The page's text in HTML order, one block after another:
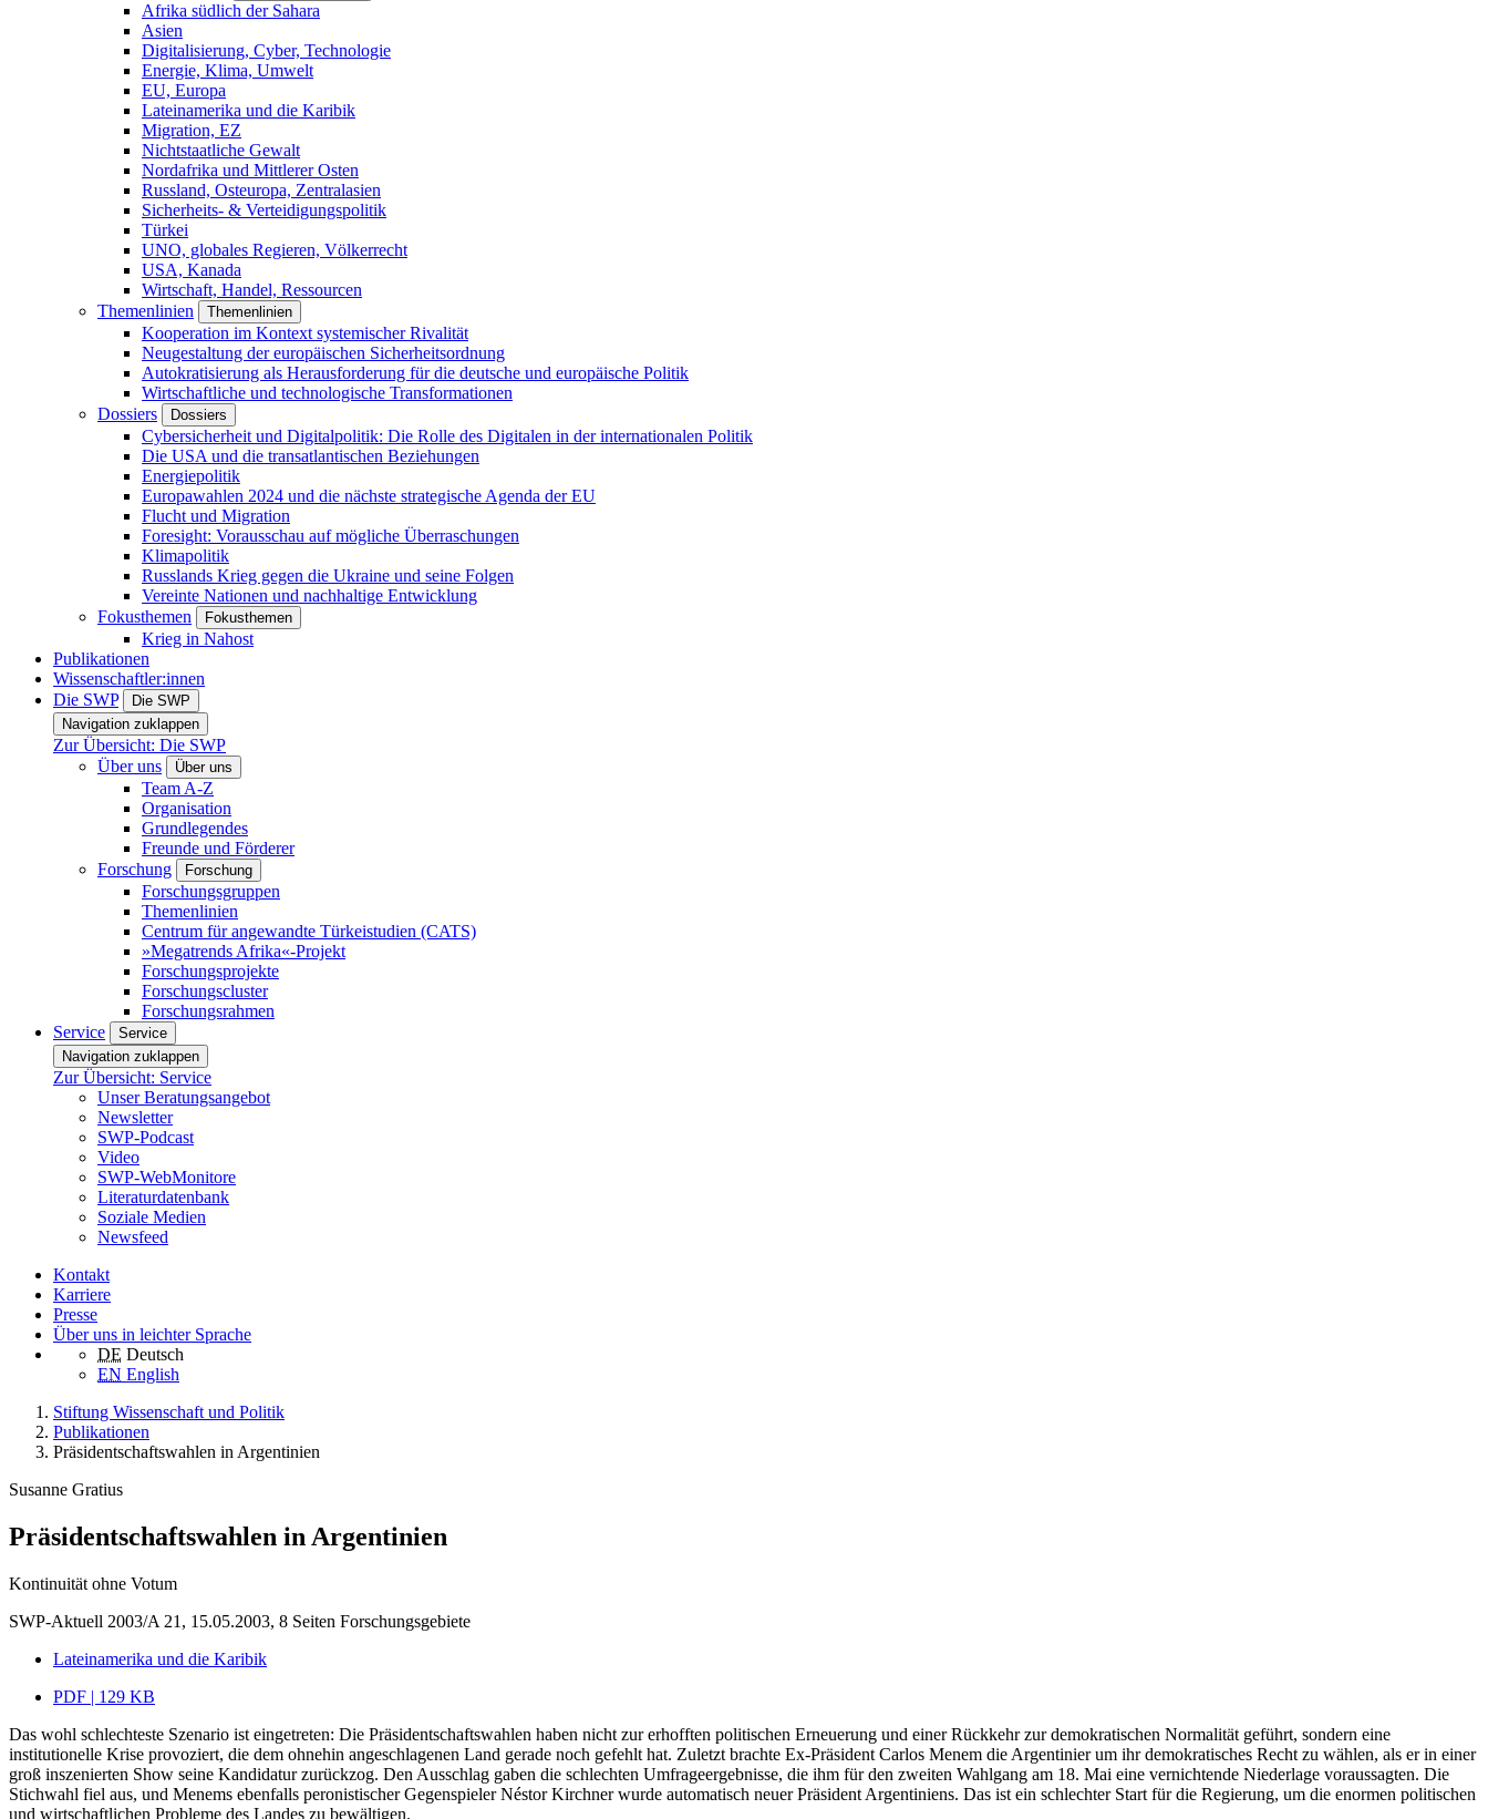
Afrika südlich der Sahara
Asien
Digitalisierung, Cyber, Technologie
Energie, Klima, Umwelt
EU, Europa
Lateinamerika und die Karibik
Migration, EZ
Nichtstaatliche Gewalt
Nordafrika und Mittlerer Osten
Russland, Osteuropa, Zentralasien
Sicherheits- & Verteidigungspolitik
Türkei
UNO, globales Regieren, Völkerrecht
USA, Kanada
Wirtschaft, Handel, Ressourcen
Themenlinien
Themenlinien
Kooperation im Kontext systemischer Rivalität
Neugestaltung der europäischen Sicherheitsordnung
Autokratisierung als Herausforderung für die deutsche und europäische Politik
Wirtschaftliche und technologische Transformationen
Dossiers
Dossiers
Cybersicherheit und Digitalpolitik: Die Rolle des Digitalen in der internationalen Politik
Die USA und die transatlantischen Beziehungen
Energiepolitik
Europawahlen 2024 und die nächste strategische Agenda der EU
Flucht und Migration
Foresight: Vorausschau auf mögliche Überraschungen
Klimapolitik
Russlands Krieg gegen die Ukraine und seine Folgen
Vereinte Nationen und nachhaltige Entwicklung
Fokusthemen
Fokusthemen
Krieg in Nahost
Publikationen
Wissenschaftler:innen
Die SWP
Die SWP
Navigation zuklappen
Zur Übersicht: Die SWP
Über uns
Über uns
Team A-Z
Organisation
Grundlegendes
Freunde und Förderer
Forschung
Forschung
Forschungsgruppen
Themenlinien
Centrum für angewandte Türkeistudien (CATS)
»Megatrends Afrika«-Projekt
Forschungsprojekte
Forschungscluster
Forschungsrahmen
Service
Service
Navigation zuklappen
Zur Übersicht: Service
Unser Beratungsangebot
Newsletter
SWP-Podcast
Video
SWP-WebMonitore
Literaturdatenbank
Soziale Medien
Newsfeed
Kontakt
Karriere
Presse
Über uns in leichter Sprache
DE Deutsch
EN English
Stiftung Wissenschaft und Politik
Publikationen
Präsidentschaftswahlen in Argentinien
Susanne Gratius
Präsidentschaftswahlen in Argentinien
Kontinuität ohne Votum
SWP-Aktuell 2003/A 21, 15.05.2003, 8 Seiten Forschungsgebiete
Lateinamerika und die Karibik
PDF | 129 KB
Das wohl schlechteste Szenario ist eingetreten: Die Präsidentschaftswahlen haben nicht zur erhofften politischen Erneuerung und einer Rückkehr zur demokratischen Normalität geführt, sondern eine
institutionelle Krise provoziert, die dem ohnehin angeschlagenen Land gerade noch gefehlt hat. Zuletzt brachte Ex-Präsident Carlos Menem die Argentinier um ihr demokratisches Recht zu wählen, als er in einer
groß inszenierten Show seine Kandidatur zurückzog. Den Ausschlag gaben die schlechten Umfrageergebnisse, die ihm für den zweiten Wahlgang am 18. Mai eine vernichtende Niederlage voraussagten. Die
Stichwahl fiel aus, und Menems ebenfalls peronistischer Gegenspieler Néstor Kirchner wurde automatisch neuer Präsident Argentiniens. Das ist ein schlechter Start für die Regierung, um die enormen politischen
und wirtschaftlichen Probleme des Landes zu bewältigen.